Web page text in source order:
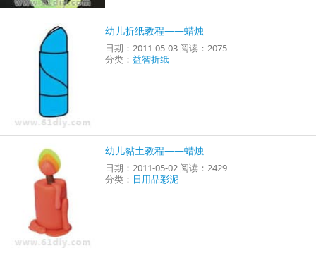
幼儿折纸教程——蜡烛
日期：2011-05-03 阅读：2075
分类：益智折纸
幼儿黏土教程——蜡烛
日期：2011-05-02 阅读：2429
分类： 日用品彩泥